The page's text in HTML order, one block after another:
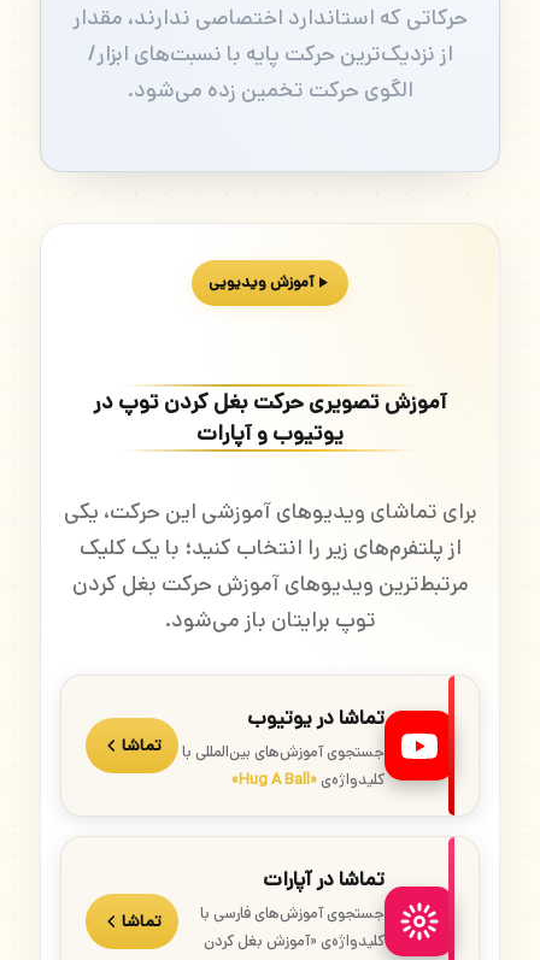
حرکاتی که استاندارد اختصاصی ندارند، مقدار
از نزدیک‌ترین حرکت پایه با نسبت‌های ابزار/
الگوی حرکت تخمین زده می‌شود.
آموزش ویدیویی
آموزش تصویری حرکت بغل کردن توپ در
یوتیوب و آپارات
برای تماشای ویدیوهای آموزشی این حرکت، یکی
از پلتفرم‌های زیر را انتخاب کنید؛ با یک کلیک
مرتبط‌ترین ویدیوهای آموزش حرکت بغل کردن
توپ برایتان باز می‌شود.
تماشا در یوتیوب
جستجوی آموزش‌های بین‌المللی با
کلیدواژه‌ی«Hug A Ball»
تماشا
تماشا در آپارات
جستجوی آموزش‌های فارسی با
کلیدواژه‌ی «آموزش بغل کردن
تماشا